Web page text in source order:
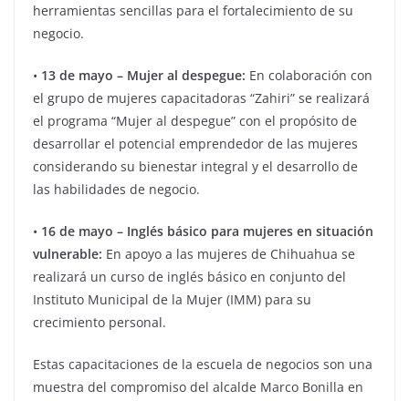
herramientas sencillas para el fortalecimiento de su
negocio.
• 13 de mayo – Mujer al despegue: En colaboración con
el grupo de mujeres capacitadoras “Zahiri” se realizará
el programa “Mujer al despegue” con el propósito de
desarrollar el potencial emprendedor de las mujeres
considerando su bienestar integral y el desarrollo de
las habilidades de negocio.
• 16 de mayo – Inglés básico para mujeres en situación
vulnerable: En apoyo a las mujeres de Chihuahua se
realizará un curso de inglés básico en conjunto del
Instituto Municipal de la Mujer (IMM) para su
crecimiento personal.
Estas capacitaciones de la escuela de negocios son una
muestra del compromiso del alcalde Marco Bonilla en